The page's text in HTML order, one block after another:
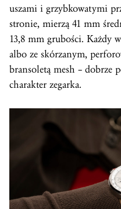
uszami i grzybkowatymi
stronie, mierzą 41 mm
13,8 mm grubości. Każdy
albo ze skórzanym,
bransoletą mesh – dobrze
charakter zegarka.